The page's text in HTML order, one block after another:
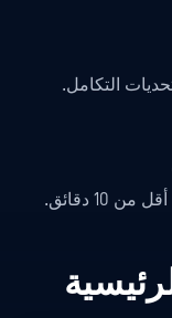
التكامل.